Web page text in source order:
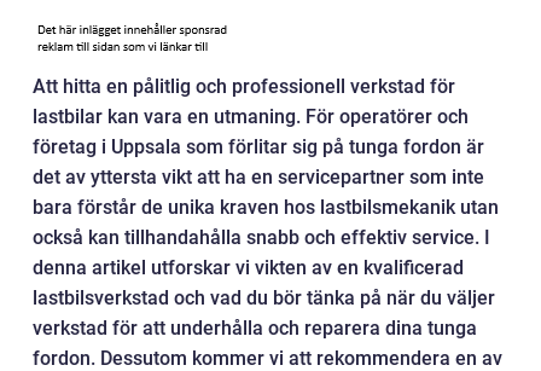
Att hitta en pålitlig och professionell verkstad för
lastbilar kan vara en utmaning. För operatörer och
företag i Uppsala som förlitar sig på tunga fordon är
det av yttersta vikt att ha en servicepartner som inte
bara förstår de unika kraven hos lastbilsmekanik utan
också kan tillhandahålla snabb och effektiv service. I
denna artikel utforskar vi vikten av en kvalificerad
lastbilsverkstad och vad du bör tänka på när du väljer
verkstad för att underhålla och reparera dina tunga
fordon. Dessutom kommer vi att rekommendera en av